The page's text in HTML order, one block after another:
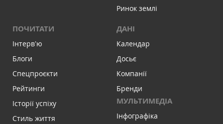
Ринок землі
ПОЧИТАТИ
Інтервʼю
Блоги
Спецпроєкти
Рейтинги
Історії успіху
Стиль життя
ДАНІ
Календар
Досьє
Компанії
Бренди
МУЛЬТИМЕДІА
Інфографіка